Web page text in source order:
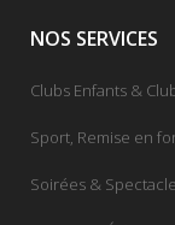
NOS SERVICES
Clubs Enfants &
Sport, Remise en
Soirées &